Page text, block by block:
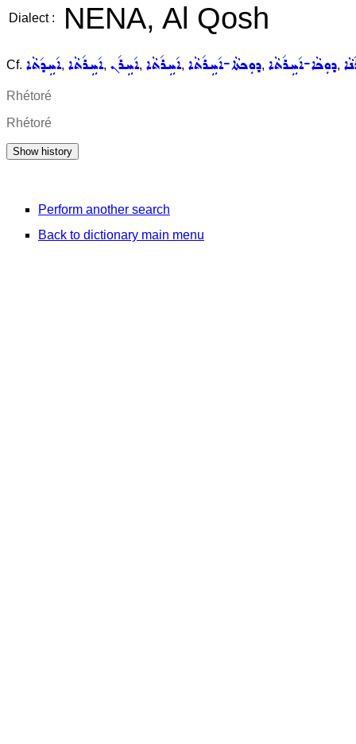
Dialect : NENA, Al Qosh
Cf. ܐ݇ܚܹܕ݇ܬܵܐ, ܐ݇ܚܹܪ݇ܬܵܐ, ܐ݇ܚܹܪ݇ܢ, ܐ݇ܚܹܪ݇ܬܵܐ, ܕܘܼܟܬܵܐ-ܐ݇ܚܹܪ݇ܬܵܐ, ܕܘܼܟܵܐ-ܐ݇ܚܹܪ݇ܬܵܐ,
Rhétoré
Rhétoré
Perform another search
Back to dictionary main menu